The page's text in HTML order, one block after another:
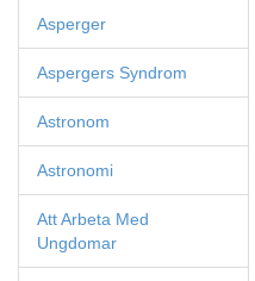
Asperger
Aspergers Syndrom
Astronom
Astronomi
Att Arbeta Med
Ungdomar